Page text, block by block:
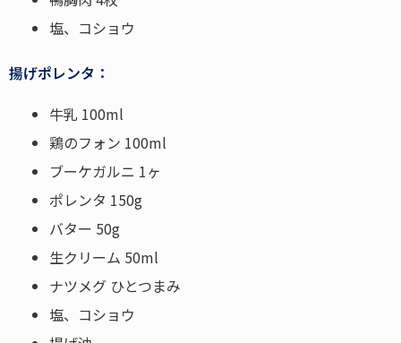
塩、コショウ
揚げポレンタ：
牛乳 100ml
鶏のフォン 100ml
ブーケガルニ 1ヶ
ポレンタ 150g
バター 50g
生クリーム 50ml
ナツメグ ひとつまみ
塩、コショウ